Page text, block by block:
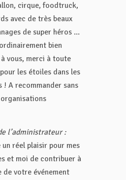
cirque, foodtruck,
avec de très beaux
de super héros ...
bien
vous, merci à toute
les étoiles dans les
! A recommander sans
l’administrateur :
un réel plaisir pour mes
et moi de contribuer à
de votre événement